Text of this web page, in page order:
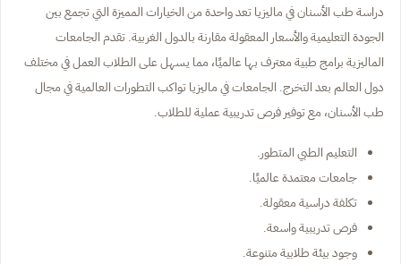
دراسة طب الأسنان في ماليزيا تعد واحدة من الخيارات المميزة التي تجمع بين
الجودة التعليمية والأسعار المعقولة مقارنة بالدول الغربية. تقدم الجامعات
الماليزية برامج طبية معترف بها عالميًا، مما يسهل على الطلاب العمل في مختلف
دول العالم بعد التخرج. الجامعات في ماليزيا تواكب التطورات العالمية في مجال
طب الأسنان، مع توفير فرص تدريبية عملية للطلاب.
التعليم الطبي المتطور.
جامعات معتمدة عالميًا.
تكلفة دراسية معقولة.
فرص تدريبية واسعة.
وجود بيئة طلابية متنوعة.